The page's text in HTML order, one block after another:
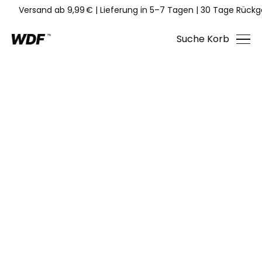
Versand ab 9,99 € | Lieferung in 5–7 Tagen | 30 Tage
Suche Korb